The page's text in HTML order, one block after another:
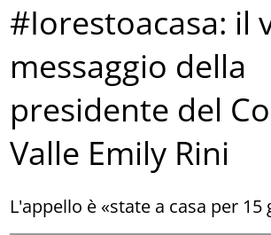
#Iorestoacasa: il
messaggio della
presidente del
Valle Emily Rini
L'appello è «state a casa per 15